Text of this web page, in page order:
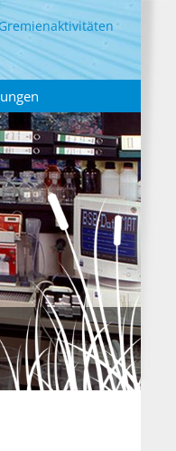
Gremienaktivitäten